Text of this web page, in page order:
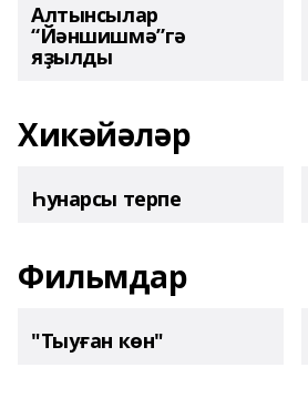
Алтынсылар
“Йәншишмә”гә
яҙылды
Хикәйәләр
Һунарсы терпе
Фильмдар
"Тыуған көн"